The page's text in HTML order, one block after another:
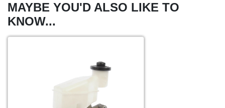
MAYBE YOU'D ALSO LIKE TO
KNOW...